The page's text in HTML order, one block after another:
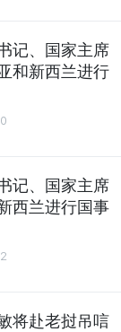
记、国家主席
和新西兰进行
记、国家主席
西兰进行国事
将赴老挝吊唁